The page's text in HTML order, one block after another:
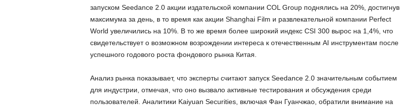
запуском Seedance 2.0 акции издательской компании COL Group поднялись на 20%, достигнув
максимума за день, в то время как акции Shanghai Film и развлекательной компании Perfect
World увеличились на 10%. В то же время более широкий индекс CSI 300 вырос на 1,4%, что
свидетельствует о возможном возрождении интереса к отечественным AI инструментам после
успешного годового роста фондового рынка Китая.
Анализ рынка показывает, что эксперты считают запуск Seedance 2.0 значительным событием
для индустрии, отмечая, что оно вызвало активные тестирования и обсуждения среди
пользователей. Аналитики Kaiyuan Securities, включая Фан Гуанчжао, обратили внимание на